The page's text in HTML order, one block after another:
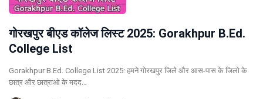
गोरखपुर बीएड कॉलेज लिस्ट 2025: Gorakhpur B.Ed.
College List
Gorakhpur B.Ed. College List 2025: हमने गोरखपुर जिले और आस-पास के जिलो के
छात्र और छात्राओ के मदद…